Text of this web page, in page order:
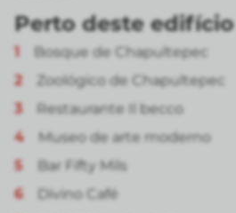
Perto deste edifício
1
Bosque de Chapultepec
2
Zoológico de Chapultepec
3
Restaurante Il becco
4
Museo de arte moderno
5
Bar Fifty Mils
6
Divino Café